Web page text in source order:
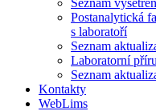
Seznam
Postanalytická
s laboratoří
Seznam
Laboratorní
Seznam
Kontakty
WebLims